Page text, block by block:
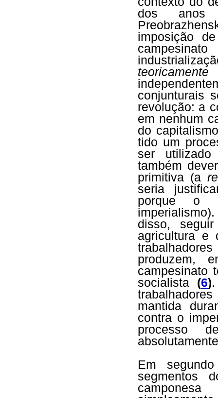
dos anos
imposição
teoricamente
conjunturais
revolução: a
em nenhum
do
tido um
ser
também
primitiva (a
seria
porque o
disso,
agricultura e
produzem,
campesinato
socialista (6)
mantida
contra o
processo
Em
segmentos